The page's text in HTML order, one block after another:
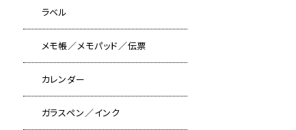
ラベル
メモ帳／メモパッド／伝票
カレンダー
ガラスペン／インク